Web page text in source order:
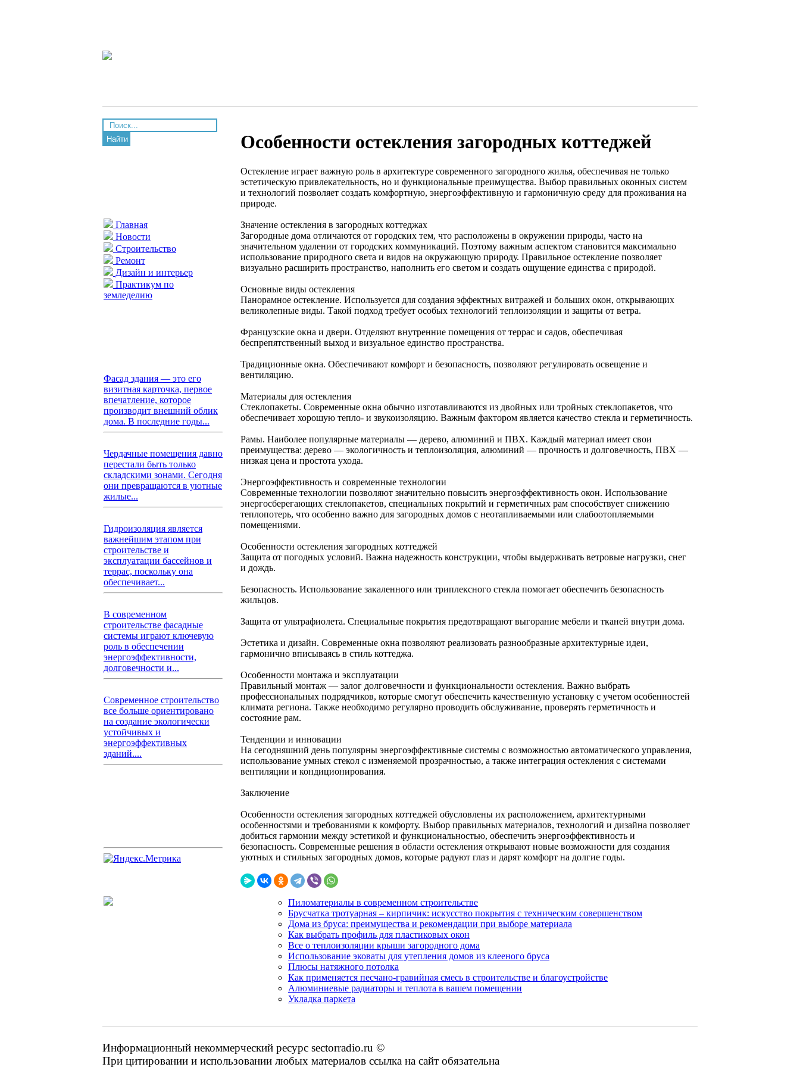
Найти
Главная
Новости
Строительство
Ремонт
Дизайн и интерьер
Практикум по
земледелию
Фасад здания — это его
визитная карточка, первое
впечатление, которое
производит внешний облик
дома. В последние годы...
Чердачные помещения давно
перестали быть только
складскими зонами. Сегодня
они превращаются в уютные
жилые...
Гидроизоляция является
важнейшим этапом при
строительстве и
эксплуатации бассейнов и
террас, поскольку она
обеспечивает...
В современном
строительстве фасадные
системы играют ключевую
роль в обеспечении
энергоэффективности,
долговечности и...
Современное строительство
все больше ориентировано
на создание экологически
устойчивых и
энергоэффективных
зданий....
Особенности остекления загородных коттеджей
Остекление играет важную роль в архитектуре современного загородного жилья, обеспечивая не только
эстетическую привлекательность, но и функциональные преимущества. Выбор правильных оконных систем
и технологий позволяет создать комфортную, энергоэффективную и гармоничную среду для проживания на
природе.
Значение остекления в загородных коттеджах
Загородные дома отличаются от городских тем, что расположены в окружении природы, часто на
значительном удалении от городских коммуникаций. Поэтому важным аспектом становится максимально
использование природного света и видов на окружающую природу. Правильное остекление позволяет
визуально расширить пространство, наполнить его светом и создать ощущение единства с природой.
Основные виды остекления
Панорамное остекление. Используется для создания эффектных витражей и больших окон, открывающих
великолепные виды. Такой подход требует особых технологий теплоизоляции и защиты от ветра.
Французские окна и двери. Отделяют внутренние помещения от террас и садов, обеспечивая
беспрепятственный выход и визуальное единство пространства.
Традиционные окна. Обеспечивают комфорт и безопасность, позволяют регулировать освещение и
вентиляцию.
Материалы для остекления
Стеклопакеты. Современные окна обычно изготавливаются из двойных или тройных стеклопакетов, что
обеспечивает хорошую тепло- и звукоизоляцию. Важным фактором является качество стекла и герметичность.
Рамы. Наиболее популярные материалы — дерево, алюминий и ПВХ. Каждый материал имеет свои
преимущества: дерево — экологичность и теплоизоляция, алюминий — прочность и долговечность, ПВХ —
низкая цена и простота ухода.
Энергоэффективность и современные технологии
Современные технологии позволяют значительно повысить энергоэффективность окон. Использование
энергосберегающих стеклопакетов, специальных покрытий и герметичных рам способствует снижению
теплопотерь, что особенно важно для загородных домов с неотапливаемыми или слабоотопляемыми
помещениями.
Особенности остекления загородных коттеджей
Защита от погодных условий. Важна надежность конструкции, чтобы выдерживать ветровые нагрузки, снег
и дождь.
Безопасность. Использование закаленного или триплексного стекла помогает обеспечить безопасность
жильцов.
Защита от ультрафиолета. Специальные покрытия предотвращают выгорание мебели и тканей внутри дома.
Эстетика и дизайн. Современные окна позволяют реализовать разнообразные архитектурные идеи,
гармонично вписываясь в стиль коттеджа.
Особенности монтажа и эксплуатации
Правильный монтаж — залог долговечности и функциональности остекления. Важно выбрать
профессиональных подрядчиков, которые смогут обеспечить качественную установку с учетом особенностей
климата региона. Также необходимо регулярно проводить обслуживание, проверять герметичность и
состояние рам.
Тенденции и инновации
На сегодняшний день популярны энергоэффективные системы с возможностью автоматического управления,
использование умных стекол с изменяемой прозрачностью, а также интеграция остекления с системами
вентиляции и кондиционирования.
Заключение
Особенности остекления загородных коттеджей обусловлены их расположением, архитектурными
особенностями и требованиями к комфорту. Выбор правильных материалов, технологий и дизайна позволяет
добиться гармонии между эстетикой и функциональностью, обеспечить энергоэффективность и
безопасность. Современные решения в области остекления открывают новые возможности для создания
уютных и стильных загородных домов, которые радуют глаз и дарят комфорт на долгие годы.
Пиломатериалы в современном строительстве
Брусчатка тротуарная – кирпичик: искусство покрытия с техническим совершенством
Дома из бруса: преимущества и рекомендации при выборе материала
Как выбрать профиль для пластиковых окон
Все о теплоизоляции крыши загородного дома
Использование эковаты для утепления домов из клееного бруса
Плюсы натяжного потолка
Как применяется песчано-гравийная смесь в строительстве и благоустройстве
Алюминиевые радиаторы и теплота в вашем помещении
Укладка паркета
Информационный некоммерческий ресурс sectorradio.ru ©
При цитировании и использовании любых материалов ссылка на сайт обязательна